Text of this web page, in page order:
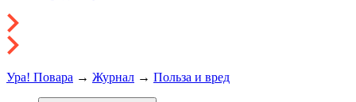
Ура! Повара → Журнал → Польза и вред